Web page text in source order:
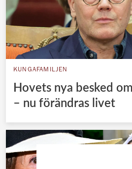
KUNGAFAMILJEN
Hovets nya besked
– nu förändras livet